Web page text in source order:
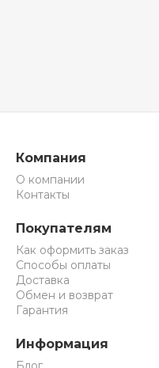
Компания
О компании
Контакты
Покупателям
Как оформить заказ
Способы оплаты
Доставка
Обмен и возврат
Гарантия
Информация